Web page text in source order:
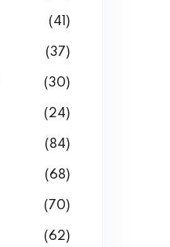
(41)
(37)
(30)
(24)
(84)
(68)
(70)
(62)